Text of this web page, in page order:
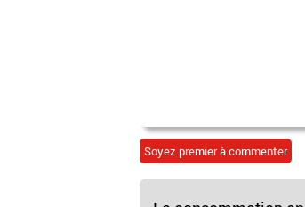
Soyez premier à commenter